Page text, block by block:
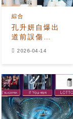
孔升妍自爆出
道前誤傷
TWICE定延
綜合
2026-04-14